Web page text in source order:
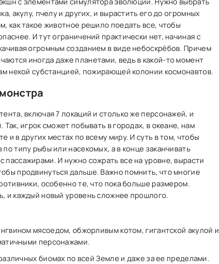
акулу, пчелу и других, и вырастить его до огромных
как такое животное решило поедать все, чтобы
И тут ограничений практически нет, начиная с
огромным созданием в виде небоскрёбов. Причем
иногда даже планетами, ведь в какой-то момент
некой субстанцией, пожирающей колонии космонавтов.
включая 7 локаций и столько же персонажей, и
игрок сможет побывать в городах, в океане, нам
и в других местах по всему миру. И суть в том, чтобы
типу рыбы или насекомых, а в конце заканчивать
пассажирами. И нужно сожрать все на уровне, вырасти
продвинуться дальше. Важно помнить, что многие
особенно те, что пока больше размером.
и каждый новый уровень сложнее прошлого.
мясоедом, обжорливым котом, гигантской акулой и
персонажами.
биомах по всей Земле и даже за ее пределами.